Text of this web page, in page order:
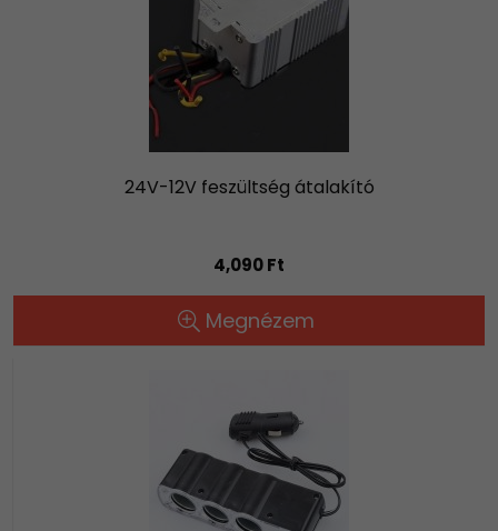
24V-12V feszültség átalakító
4,090 Ft
Megnézem